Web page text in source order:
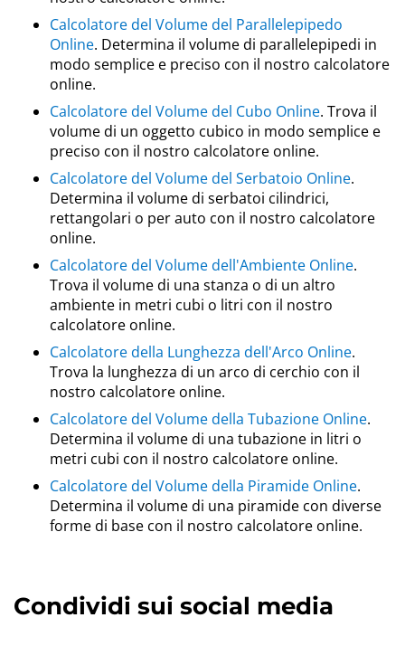
Calcolatore del Volume del Parallelepipedo
Online. Determina il volume di parallelepipedi in
modo semplice e preciso con il nostro calcolatore
online.
Calcolatore del Volume del Cubo Online. Trova il
volume di un oggetto cubico in modo semplice e
preciso con il nostro calcolatore online.
Calcolatore del Volume del Serbatoio Online.
Determina il volume di serbatoi cilindrici,
rettangolari o per auto con il nostro calcolatore
online.
Calcolatore del Volume dell'Ambiente Online.
Trova il volume di una stanza o di un altro
ambiente in metri cubi o litri con il nostro
calcolatore online.
Calcolatore della Lunghezza dell'Arco Online.
Trova la lunghezza di un arco di cerchio con il
nostro calcolatore online.
Calcolatore del Volume della Tubazione Online.
Determina il volume di una tubazione in litri o
metri cubi con il nostro calcolatore online.
Calcolatore del Volume della Piramide Online.
Determina il volume di una piramide con diverse
forme di base con il nostro calcolatore online.
Condividi sui social media